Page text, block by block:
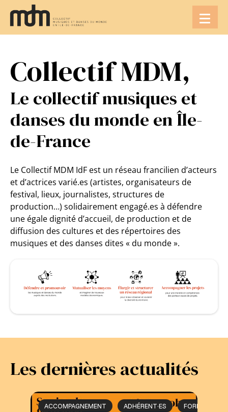
contenu
Collectif MDM,
Le collectif musiques et
danses du monde en Île-
de-France
Le Collectif MDM IdF est un réseau francilien d’acteurs
et d’actrices varié.es (artistes, organisateurs de
festival, lieux, journalistes, structures de
production…) solidairement engagé.es à défendre
une égale dignité d’accueil, de production et de
diffusion des cultures et des répertoires des
musiques et des danses dites « du monde ».
Les dernières actualités
ACCOMPAGNEMENT ADHÉRENT·ES FORMATION